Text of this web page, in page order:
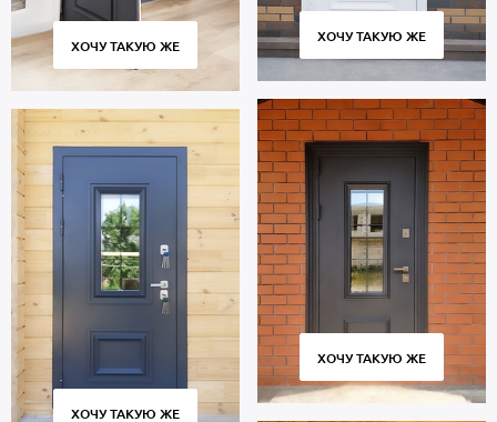
открытия и закрытия створки. Современное оборудование,
постоянный контроль качества на всех этапах производства
гарантируют плотное прилегание полотна к коробу без зазоров
и сквозняков.
Стоимость указана за стандартный размер 2000х800 мм.
Гарантия 5 лет.
Позвоните в отдел продаж или оставьте заявку на сайте, чтобы
купить дверь по вашим размерам. Бесплатный замер. Быстрое
изготовление. Аккуратная доставка по Москве и МО, монтаж.
ХОЧУ ТАКУЮ ЖЕ
ХОЧУ ТАКУЮ ЖЕ
ХОЧУ ТАКУЮ ЖЕ
ХОЧУ ТАКУЮ ЖЕ